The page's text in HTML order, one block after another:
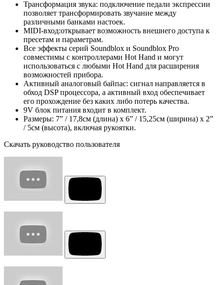
Трансформация звука: подключение педали экспрессии
позволяет трансформировать звучание между
различными банками настоек.
MIDI-вход:открывает возможность внешнего доступа к
пресетам и параметрам.
Все эффекты серий Soundblox и Soundblox Pro
совместимы с контроллерами Hot Hand и могут
использоваться с любыми Hot Hand для расширения
возможностей прибора.
Активный аналоговый байпас: сигнал направляется в
обход DSP процессора, а активный вход обеспечивает
его прохождение без каких либо потерь качества.
9V блок питания входит в комплект.
Размеры: 7” / 17,8см (длина) х 6” / 15,25см (ширина) х 2”
/ 5см (высота), включая рукоятки.
Скачать руководство пользователя